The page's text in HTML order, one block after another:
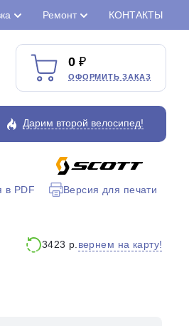
Ремонт КОНТАКТЫ
0
ОФОРМИТЬ ЗАКАЗ
Дарим второй велосипед!
в PDF Версия для печати
3423 р. вернем на карту!